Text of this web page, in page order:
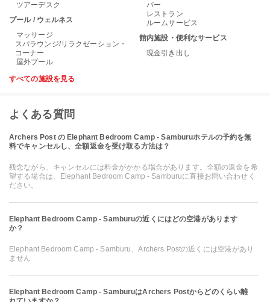
ツアーデスク
プール / ウェルネス
マッサージ
スパラウンジ/リラクゼーション・
コーナー
屋外プール
バー
レストラン
ルームサービス
館内施設・便利なサービス
現金引き出し
すべての施設を見る
よくある質問
Archers Post の Elephant Bedroom Camp - Samburuホテルの予約を無
料でキャンセルし、全額返金を受け取る方法は？
残念ながら、キャンセルには料金がかかる場合があります。全額の返金を希
望する場合は、Elephant Bedroom Camp - Samburuに直接お問い合わせく
ださい。
Elephant Bedroom Camp - Samburuの近くにはどの空港があります
か？
Elephant Bedroom Camp - Samburu、Archers Postの近くには空港があり
ません
Elephant Bedroom Camp - SamburuはArchers Postからどのくらい離